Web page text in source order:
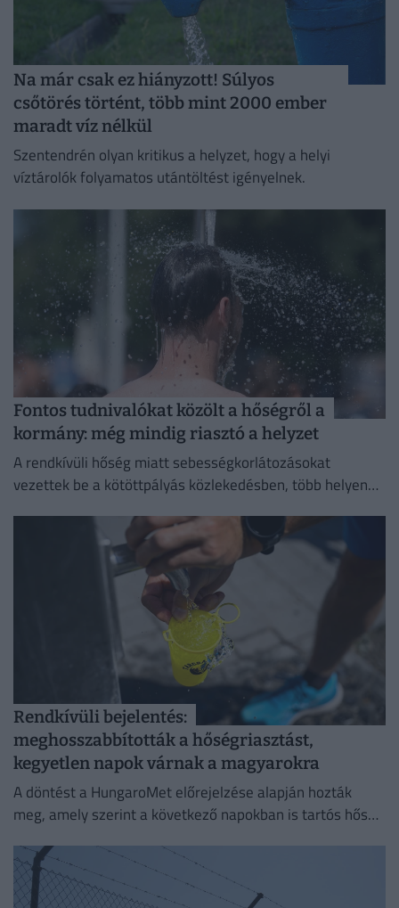
Na már csak ez hiányzott! Súlyos
csőtörés történt, több mint 2000 ember
maradt víz nélkül
Szentendrén olyan kritikus a helyzet, hogy a helyi
víztárolók folyamatos utántöltést igényelnek.
Fontos tudnivalókat közölt a hőségről a
kormány: még mindig riasztó a helyzet
A rendkívüli hőség miatt sebességkorlátozásokat
vezettek be a kötöttpályás közlekedésben, több helyen
Rendkívüli bejelentés:
meghosszabbították a hőségriasztást,
kegyetlen napok várnak a magyarokra
A döntést a HungaroMet előrejelzése alapján hozták
meg, amely szerint a következő napokban is tartós hőség